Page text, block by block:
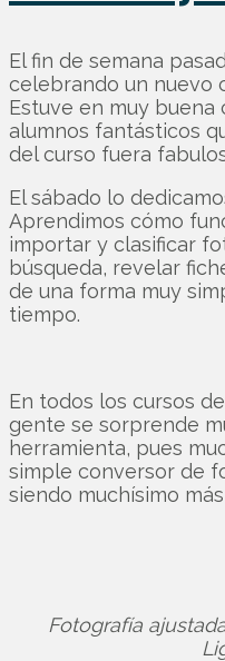
El fin de semana
celebrando un nuevo
Estuve en muy buena
alumnos fantásticos
del curso fuera
El sábado lo
Aprendimos cómo
importar y clasificar
búsqueda, revelar
de una forma muy
tiempo.
En todos los cursos
gente se sorprende
herramienta, pues
simple conversor de
siendo muchísimo
Fotografía